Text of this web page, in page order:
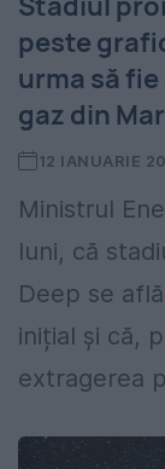
peste
urma să
gaz din
12 IANUARIE
Ministrul
luni, că
Deep se
inițial și că,
extragerea